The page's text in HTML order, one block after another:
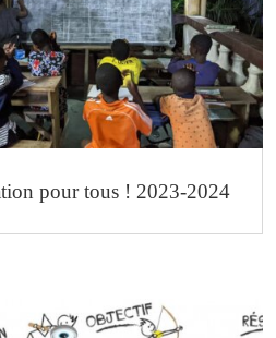
pour tous ! 2023-2024